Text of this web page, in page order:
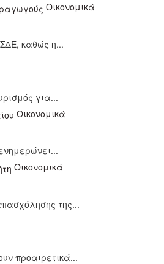
Οικονομικά
καθώς η...
για...
Οικονομικά
Οικονομικά
της...
προαιρετικά...